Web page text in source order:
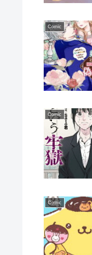
Comic
Comic
Comic